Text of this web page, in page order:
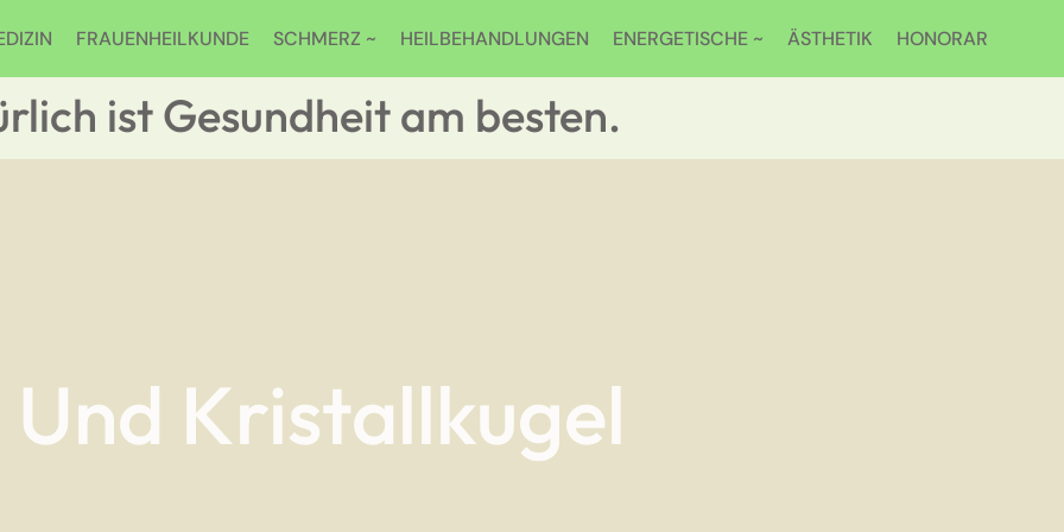
FRAUENHEILKUNDE SCHMERZ ~ HEILBEHANDLUNGEN ENERGETISCHE ~ ÄSTHETIK HONORAR
ist Gesundheit am besten.
Kristallkugel